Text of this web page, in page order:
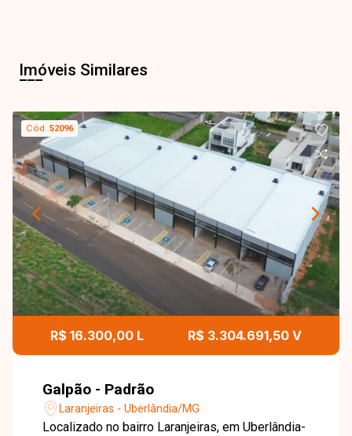
Imóveis Similares
Cód.52096
R$ 16.300,00 L R$ 3.304.691,50 V
Galpão - Padrão
Laranjeiras - Uberlândia/MG
Localizado no bairro Laranjeiras, em Uberlândia-